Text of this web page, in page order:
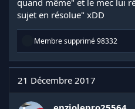
sujet en résolue" xDD
R
a
c
t
i
n
Membre supprimé 98332
21 Décembre 2017